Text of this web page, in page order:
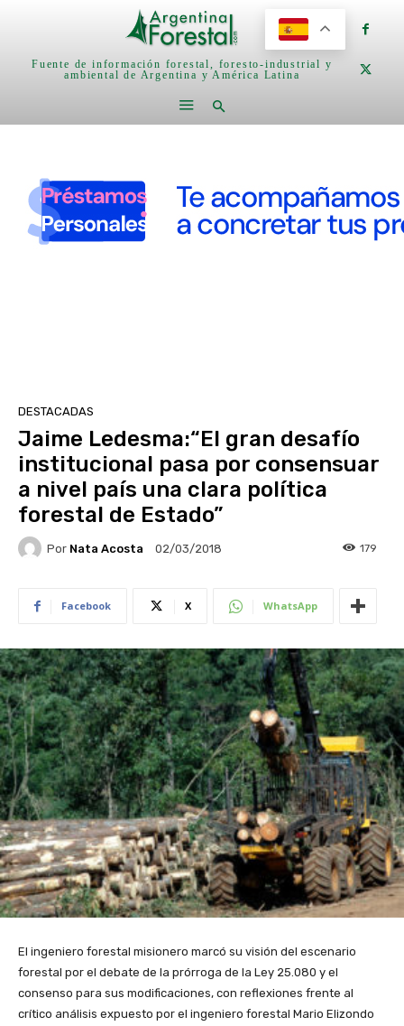
Fuente de información forestal, foresto-industrial y
ambiental de Argentina y América Latina
DESTACADAS
Jaime Ledesma:“El gran desafío
institucional pasa por consensuar
a nivel país una clara política
forestal de Estado”
Por Nata Acosta 02/03/2018 179
Facebook X WhatsApp
El ingeniero forestal misionero marcó su visión del escenario
forestal por el debate de la prórroga de la Ley 25.080 y el
consenso para sus modificaciones, con reflexiones frente al
crítico análisis expuesto por el ingeniero forestal Mario Elizondo